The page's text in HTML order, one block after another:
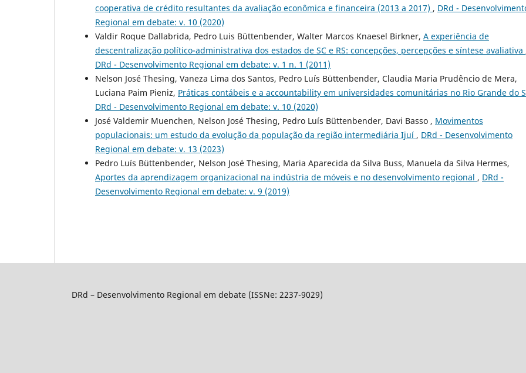
cooperativa de crédito resultantes da avaliação econômica e financeira (2013 a 2017) , DRd -
Regional em debate: v. 10 (2020)
Valdir Roque Dallabrida, Pedro Luis Büttenbender, Walter Marcos Knaesel Birkner, A experiência de
descentralização político-administrativa dos estados de SC e RS: concepções, percepções e síntese avaliativa
DRd - Desenvolvimento Regional em debate: v. 1 n. 1 (2011)
Nelson José Thesing, Vaneza Lima dos Santos, Pedro Luís Büttenbender, Claudia Maria Prudêncio de Mera,
Luciana Paim Pieniz, Práticas contábeis e a accountability em universidades comunitárias no Rio Grande do
DRd - Desenvolvimento Regional em debate: v. 10 (2020)
José Valdemir Muenchen, Nelson José Thesing, Pedro Luís Büttenbender, Davi Basso , Movimentos
populacionais: um estudo da evolução da população da região intermediária Ijuí , DRd - Desenvolvimento
Regional em debate: v. 13 (2023)
Pedro Luís Büttenbender, Nelson José Thesing, Maria Aparecida da Silva Buss, Manuela da Silva Hermes,
Aportes da aprendizagem organizacional na indústria de móveis e no desenvolvimento regional , DRd -
Desenvolvimento Regional em debate: v. 9 (2019)
DRd – Desenvolvimento Regional em debate (ISSNe: 2237-9029)